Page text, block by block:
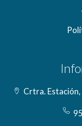
Crtra.